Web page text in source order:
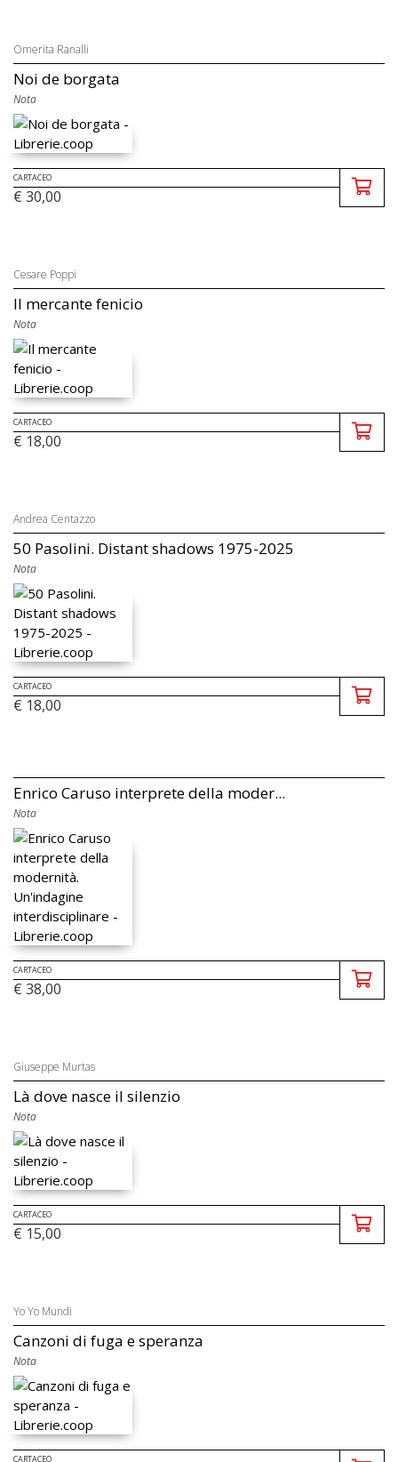
Omerita Ranalli
Noi de borgata
Nota
CARTACEO
€ 30,00
Cesare Poppi
Il mercante fenicio
Nota
CARTACEO
€ 18,00
Andrea Centazzo
50 Pasolini. Distant shadows 1975-2025
Nota
CARTACEO
€ 18,00
Enrico Caruso interprete della moder...
Nota
CARTACEO
€ 38,00
Giuseppe Murtas
Là dove nasce il silenzio
Nota
CARTACEO
€ 15,00
Yo Yo Mundi
Canzoni di fuga e speranza
Nota
CARTACEO